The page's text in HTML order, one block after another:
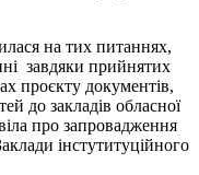
на тих питаннях,
завдяки прийнятих
проєкту документів,
до закладів обласної
про запровадження
інстутитуційного